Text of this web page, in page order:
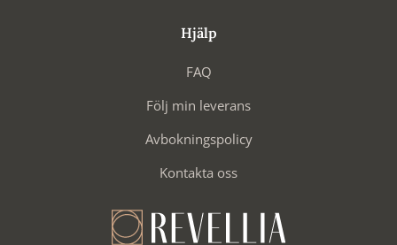
Hjälp
FAQ
Följ min leverans
Avbokningspolicy
Kontakta oss